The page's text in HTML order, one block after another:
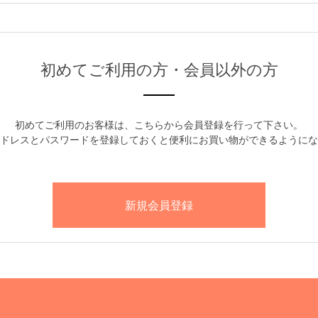
初めてご利用の方・会員以外の方
初めてご利用のお客様は、こちらから会員登録を行って下さい。
レスとパスワードを登録しておくと便利にお買い物ができるように